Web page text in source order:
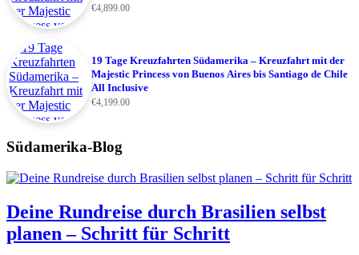
€4,899.00
19 Tage Kreuzfahrten Südamerika – Kreuzfahrt mit der
Majestic Princess von Buenos Aires bis Santiago de Chile
All Inclusive
€4,199.00
Südamerika-Blog
Deine Rundreise durch Brasilien selbst
planen – Schritt für Schritt